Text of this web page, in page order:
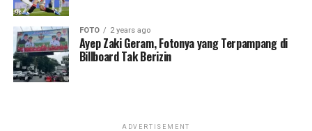
FOTO 2 years ago
Ayep Zaki Geram, Fotonya yang Terpampang di
Billboard Tak Berizin
ADVERTISEMENT